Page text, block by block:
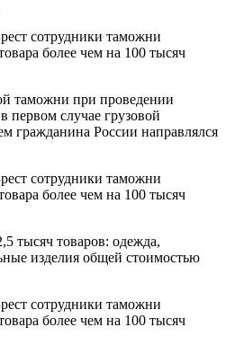
таможни при проведении
первом случае грузовой
гражданина России направлялся
тысяч товаров: одежда,
изделия общей стоимостью